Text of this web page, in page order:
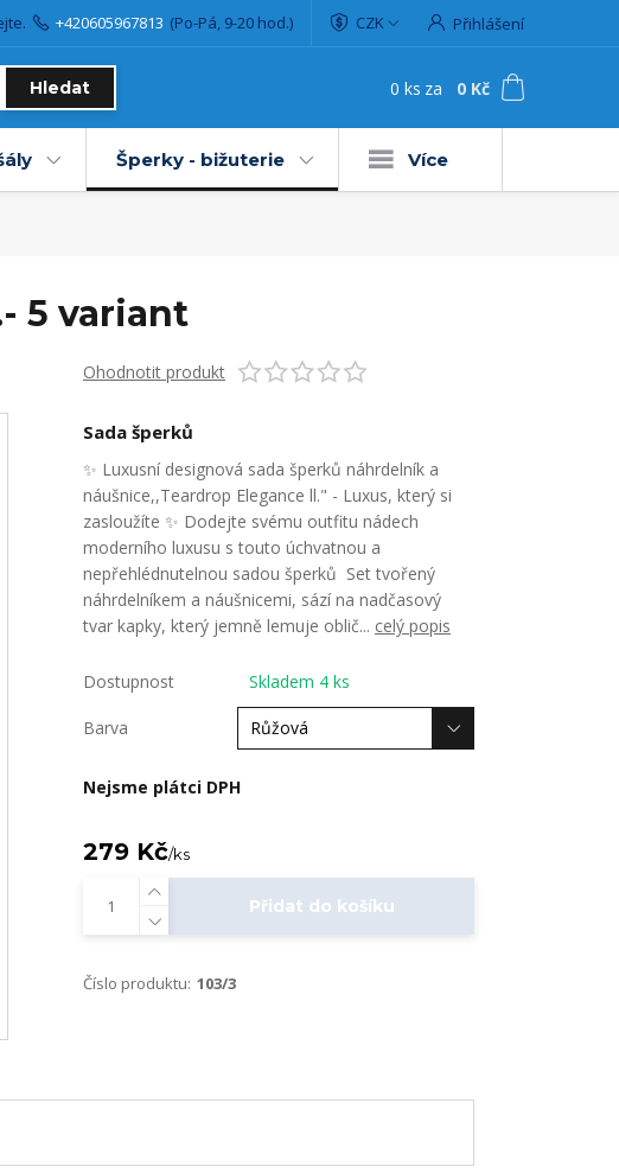
CZK Přihlášení
Hledat
+420605967813 (Po-Pá, 9-20 hod.)
0 ks za 0 Kč
Šperky - bižuterie Více
5 variant
Ohodnotit produkt
Sada šperků
✨ Luxusní designová sada šperků náhrdelník a
náušnice,,Teardrop Elegance ll." - Luxus, který si
zasloužíte ✨ Dodejte svému outfitu nádech
moderního luxusu s touto úchvatnou a
nepřehlédnutelnou sadou šperků Set tvořený
náhrdelníkem a náušnicemi, sází na nadčasový
tvar kapky, který jemně lemuje oblič... celý popis
Dostupnost Skladem 4 ks
Barva
Nejsme plátci DPH
279 Kč/ks
Přidat do košíku
Číslo produktu: 103/3